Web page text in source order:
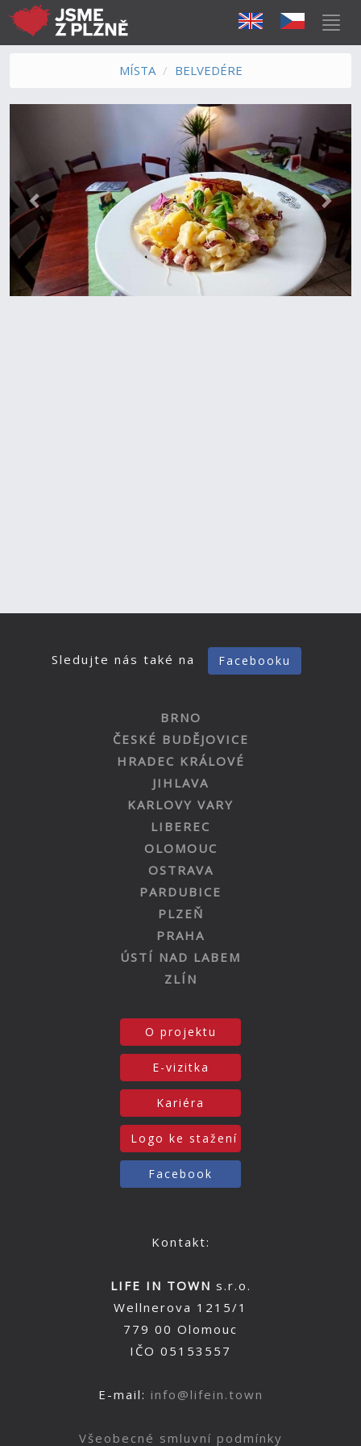
MÍSTA BELVEDÉRE
Sledujte nás také na Facebooku
BRNO
ČESKÉ BUDĚJOVICE
HRADEC KRÁLOVÉ
JIHLAVA
KARLOVY VARY
LIBEREC
OLOMOUC
OSTRAVA
PARDUBICE
PLZEŇ
PRAHA
ÚSTÍ NAD LABEM
ZLÍN
O projektu
E-vizitka
Kariéra
Logo ke stažení
Facebook
Kontakt:
LIFE IN TOWN s.r.o.
Wellnerova 1215/1
779 00 Olomouc
IČO 05153557
E-mail: info@lifein.town
Všeobecné smluvní podmínky